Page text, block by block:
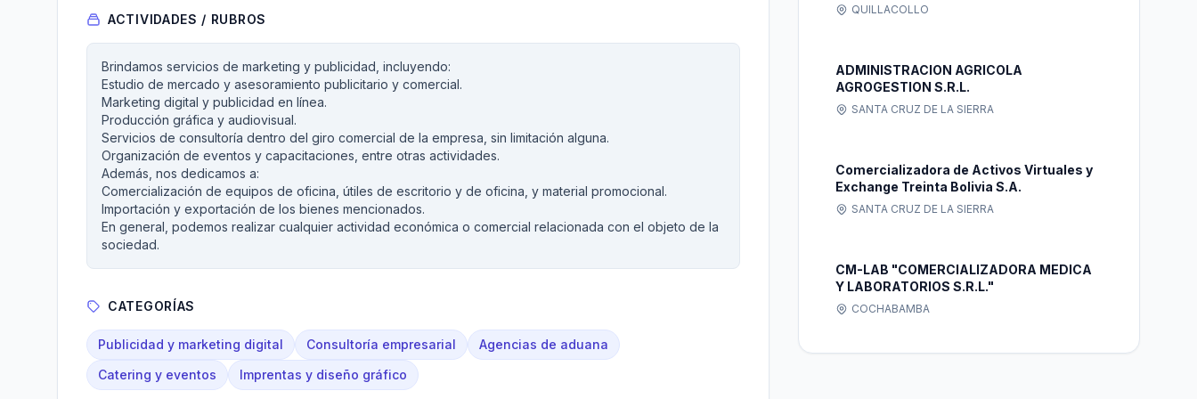
ACTIVIDADES / RUBROS
Brindamos servicios de marketing y publicidad, incluyendo:
Estudio de mercado y asesoramiento publicitario y comercial.
Marketing digital y publicidad en línea.
Producción gráfica y audiovisual.
Servicios de consultoría dentro del giro comercial de la empresa, sin limitación alguna.
Organización de eventos y capacitaciones, entre otras actividades.
Además, nos dedicamos a:
Comercialización de equipos de oficina, útiles de escritorio y de oficina, y material promocional.
Importación y exportación de los bienes mencionados.
En general, podemos realizar cualquier actividad económica o comercial relacionada con el objeto de la
sociedad.
CATEGORÍAS
Publicidad y marketing digital Consultoría empresarial
Agencias de aduana
Catering y eventos
Imprentas y diseño gráfico
QUILLACOLLO
ADMINISTRACION AGRICOLA
AGROGESTION S.R.L.
SANTA CRUZ DE LA SIERRA
Comercializadora de Activos Virtuales y
Exchange Treinta Bolivia S.A.
SANTA CRUZ DE LA SIERRA
CM-LAB "COMERCIALIZADORA MEDICA
Y LABORATORIOS S.R.L."
COCHABAMBA